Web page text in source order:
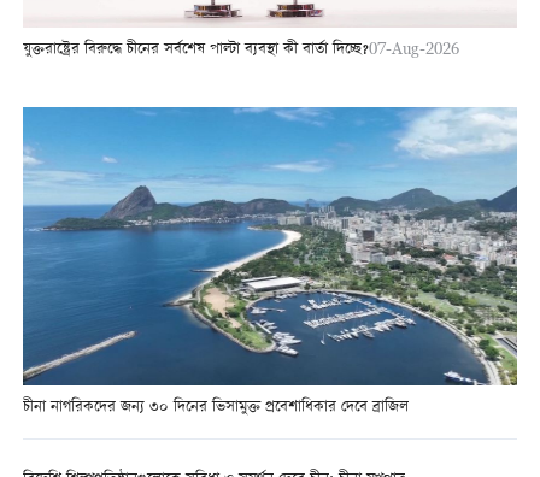
যুক্তরাষ্ট্রের বিরুদ্ধে চীনের সর্বশেষ পাল্টা ব্যবস্থা কী বার্তা দিচ্ছে?07-Aug-2026
চীনা নাগরিকদের জন্য ৩০ দিনের ভিসামুক্ত প্রবেশাধিকার দেবে ব্রাজিল